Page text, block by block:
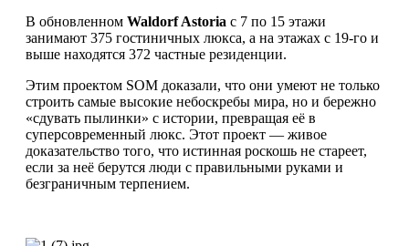
В обновленном Waldorf Astoria с 7 по 15 этажи
занимают 375 гостиничных люкса, а на этажах с 19-го и
выше находятся 372 частные резиденции.
Этим проектом SOM доказали, что они умеют не только
строить самые высокие небоскребы мира, но и бережно
«сдувать пылинки» с истории, превращая её в
суперсовременный люкс. Этот проект — живое
доказательство того, что истинная роскошь не стареет,
если за неё берутся люди с правильными руками и
безграничным терпением.